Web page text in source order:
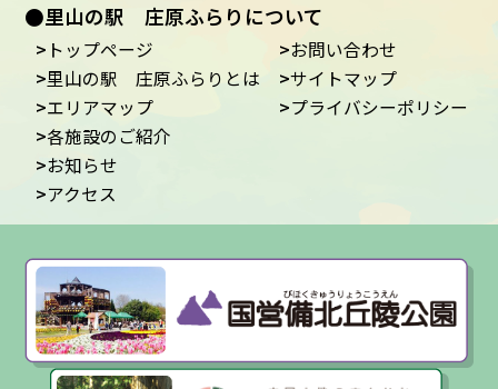
●里山の駅 庄原ふらりについて
トップページ
里山の駅 庄原ふらりとは
エリアマップ
各施設のご紹介
お知らせ
アクセス
お問い合わせ
サイトマップ
プライバシーポリシー